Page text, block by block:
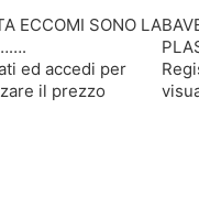
ECCOMI SONO LA
ed accedi per
il prezzo